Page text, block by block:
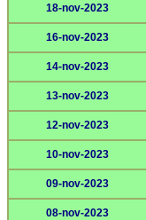
18-nov-2023
16-nov-2023
14-nov-2023
13-nov-2023
12-nov-2023
10-nov-2023
09-nov-2023
08-nov-2023